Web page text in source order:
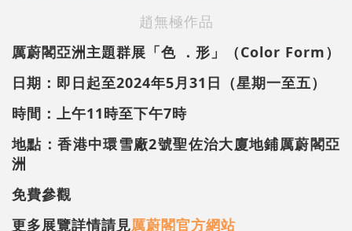
趙無極作品
厲蔚閣亞洲主題群展「色 ．形」（Color Form）
日期： 即日起至2024年5月31日 （星期一至五）
時間： 上午11時至下午7時
地點：香港中環雪廠2號聖佐治大廈地鋪厲蔚閣亞
洲
免費參觀
更多展覽詳情請見厲蔚閣官方網站